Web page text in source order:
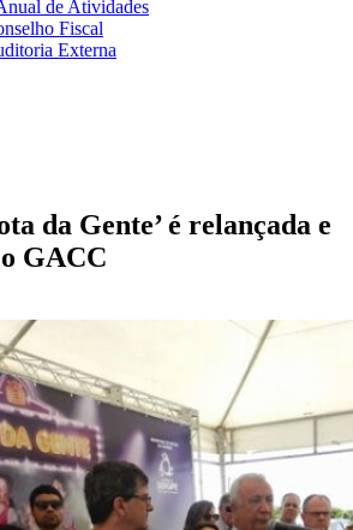
de Atividades
Fiscal
Externa
da Gente’ é relançada e
GACC